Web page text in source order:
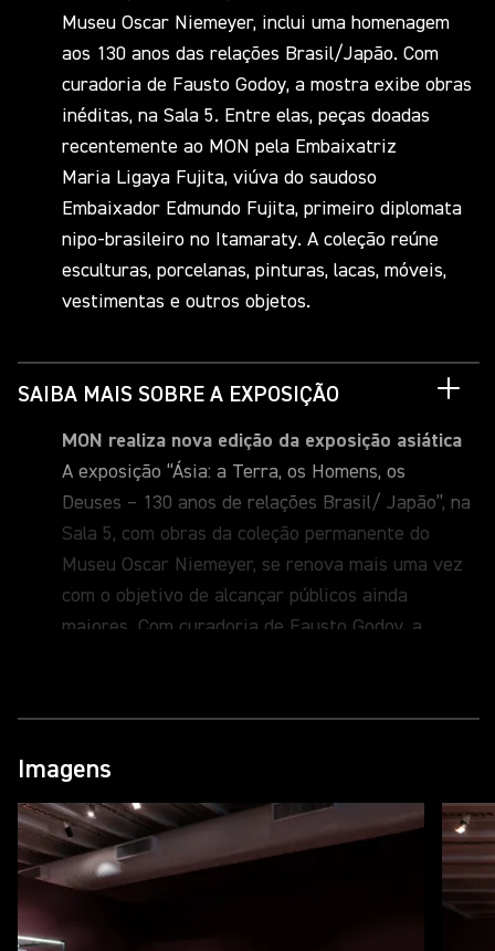
Museu Oscar Niemeyer, inclui uma homenagem
aos 130 anos das relações Brasil/Japão. Com
curadoria de Fausto Godoy, a mostra exibe obras
inéditas, na Sala 5. Entre elas, peças doadas
recentemente ao MON pela Embaixatriz
Maria Ligaya Fujita, viúva do saudoso
Embaixador Edmundo Fujita, primeiro diplomata
nipo-brasileiro no Itamaraty. A coleção reúne
esculturas, porcelanas, pinturas, lacas, móveis,
vestimentas e outros objetos.
SAIBA MAIS SOBRE A EXPOSIÇÃO
MON realiza nova edição da exposição asiática
A exposição “Ásia: a Terra, os Homens, os
Deuses – 130 anos de relações Brasil/ Japão”, na
Sala 5, com obras da coleção permanente do
Museu Oscar Niemeyer, se renova mais uma vez
com o objetivo de alcançar públicos ainda
maiores. Com curadoria de Fausto Godoy, a
Essa nova edição inclui uma homenagem aos 130
inéditas, doadas recentemente ao MON pela
Embaixatriz Maria Ligaya Fujita, viúva do
saudoso Embaixador Edmundo Fujita, primeiro
diplomata nipo-brasileiro no Itamaraty.
A coleção reúne esculturas, porcelanas, pinturas,
lacas, móveis, vestimentas e outros objetos
Imagens